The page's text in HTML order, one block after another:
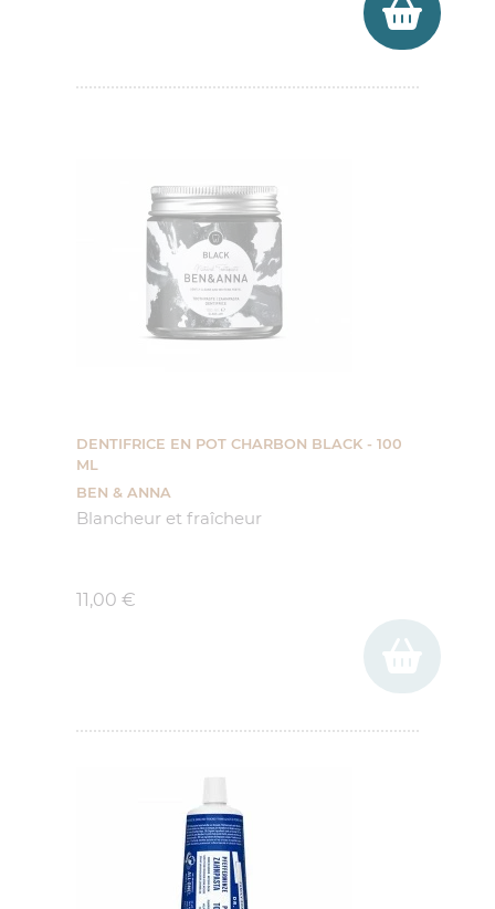
DENTIFRICE EN POT CHARBON BLACK - 100
ML
BEN & ANNA
Blancheur et fraîcheur
11,00 €